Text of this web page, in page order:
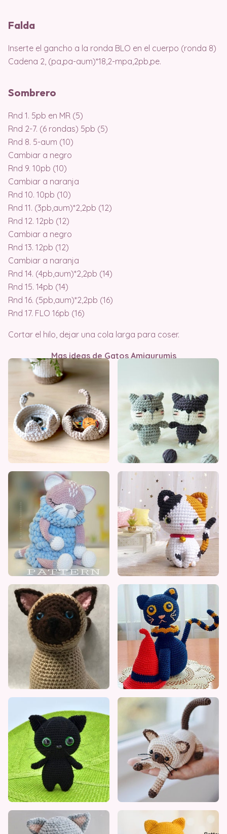
Falda
Inserte el gancho a la ronda BLO en el cuerpo (ronda 8)
Cadena 2, (pa,pa-aum)*18,2-mpa,2pb,pe.
Sombrero
Rnd 1. 5pb en MR (5)
Rnd 2-7. (6 rondas) 5pb (5)
Rnd 8. 5-aum (10)
Cambiar a negro
Rnd 9. 10pb (10)
Cambiar a naranja
Rnd 10. 10pb (10)
Rnd 11. (3pb,aum)*2,2pb (12)
Rnd 12. 12pb (12)
Cambiar a negro
Rnd 13. 12pb (12)
Cambiar a naranja
Rnd 14. (4pb,aum)*2,2pb (14)
Rnd 15. 14pb (14)
Rnd 16. (5pb,aum)*2,2pb (16)
Rnd 17. FLO 16pb (16)
Cortar el hilo, dejar una cola larga para coser.
Mas ideas de Gatos Amigurumis